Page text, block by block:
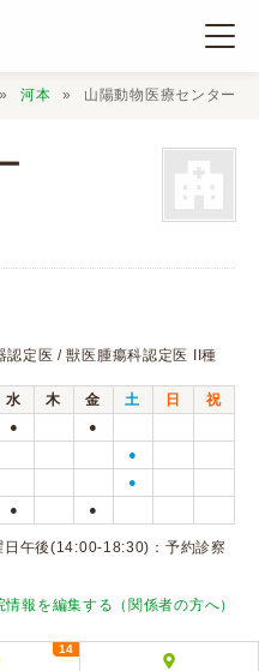
河本 山陽動物医療センター
認定医 / 獣医腫瘍科認定医 II種
水 木 金 土 日
祝
● ●
●
●
● ●
午後(14:00-18:30)：予約診察
情報を編集する（関係者の方へ）
14